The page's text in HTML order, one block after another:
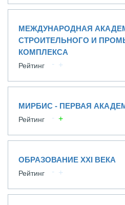
МЕЖДУНАРОДНАЯ
СТРОИТЕЛЬНОГО И
КОМПЛЕКСА
Рейтинг
МИРБИС - ПЕРВАЯ
Рейтинг
ОБРАЗОВАНИЕ XXI ВЕКА
Рейтинг